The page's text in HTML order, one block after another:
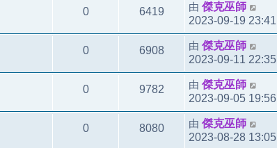
0 6419 由 傑克巫師
2023-09-19 23:41
0 6908 由 傑克巫師
2023-09-11 22:35
0 9782 由 傑克巫師
2023-09-05 19:56
0 8080 由 傑克巫師
2023-08-28 13:05